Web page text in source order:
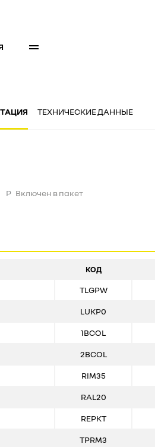
ТЕХНИЧЕСКИЕ ДАННЫЕ
P Включен в пакет
КОД
TLGPW
LUKP0
1BCOL
2BCOL
RIM35
RAL20
REPKT
TPRM3